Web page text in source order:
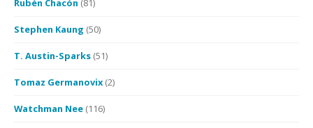
Rubén Chacón (81)
Stephen Kaung (50)
T. Austin-Sparks (51)
Tomaz Germanovix (2)
Watchman Nee (116)